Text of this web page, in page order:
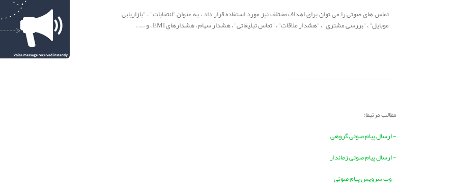
تماس های صوتی را می توان برای اهداف مختلف نیز مورد استفاده قرار داد ، به عنوان "انتخابات" ، "بازاریابی
موبایل" ، "بررسی مشتری" ، "هشدار ملاقات" ، "تماس تبلیغاتی" ، هشدار سهام ، هشدارهای EMI ، و ... .
مطالب مرتبط:
- ارسال پیام صوتی گروهی
- ارسال پیام صوتی زماندار
- وب سرویس پیام صوتی